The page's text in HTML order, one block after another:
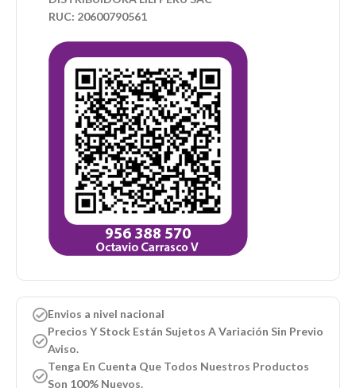
RUC: 20600790561
Envios a nivel nacional
Precios Y Stock Están Sujetos A Variación Sin Previo
Aviso.
Tenga En Cuenta Que Todos Nuestros Productos
Son 100% Nuevos.